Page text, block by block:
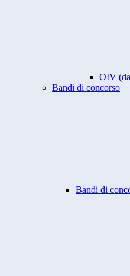
OIV
Bandi di concorso
Bandi di